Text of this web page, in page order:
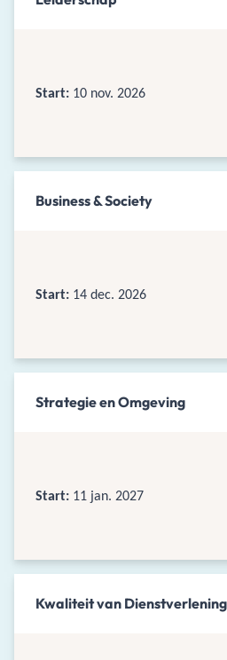
Start: 10 nov. 2026
Business & Society
Start: 14 dec. 2026
Strategie en Omgeving
Start: 11 jan. 2027
Kwaliteit van Dienstverlening